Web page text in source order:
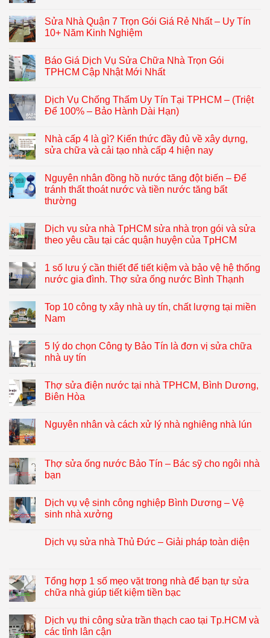
Sửa Nhà Quận 7 Trọn Gói Giá Rẻ Nhất – Uy Tín
10+ Năm Kinh Nghiệm
Báo Giá Dịch Vụ Sửa Chữa Nhà Trọn Gói
TPHCM Cập Nhật Mới Nhất
Dịch Vụ Chống Thấm Uy Tín Tại TPHCM – (Triệt
Để 100% – Bảo Hành Dài Hạn)
Nhà cấp 4 là gì? Kiến thức đầy đủ về xây dựng,
sửa chữa và cải tạo nhà cấp 4 hiện nay
Nguyên nhân đồng hồ nước tăng đột biến – Để
tránh thất thoát nước và tiền nước tăng bất
thường
Dịch vụ sửa nhà TpHCM sửa nhà trọn gói và sửa
theo yêu cầu tại các quận huyện của TpHCM
1 số lưu ý cần thiết để tiết kiệm và bảo vệ hệ thống
nước gia đình. Thợ sửa ống nước Bình Thạnh
Top 10 công ty xây nhà uy tín, chất lượng tại miền
Nam
5 lý do chọn Công ty Bảo Tín là đơn vị sửa chữa
nhà uy tín
Thợ sửa điện nước tại nhà TPHCM, Bình Dương,
Biên Hòa
Nguyên nhân và cách xử lý nhà nghiêng nhà lún
Thợ sửa ống nước Bảo Tín – Bác sỹ cho ngôi nhà
bạn
Dịch vụ vệ sinh công nghiệp Bình Dương – Vệ
sinh nhà xưởng
Dịch vụ sửa nhà Thủ Đức – Giải pháp toàn diện
Tổng hợp 1 số mẹo vặt trong nhà để bạn tự sửa
chữa nhà giúp tiết kiệm tiền bạc
Dịch vụ thi công sửa trần thạch cao tại Tp.HCM và
các tỉnh lân cận